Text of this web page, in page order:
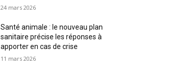
24 mars 2026
Santé animale : le nouveau plan
sanitaire précise les réponses à
apporter en cas de crise
11 mars 2026